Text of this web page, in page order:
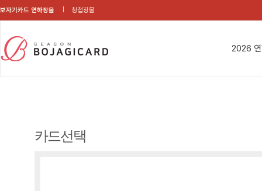
보자기카드 연하장몰 청첩장몰
2026
카드선택